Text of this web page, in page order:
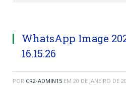
WhatsApp Image
16.15.26
POR CR2-ADMIN15 EM 20 DE JANEIRO DE